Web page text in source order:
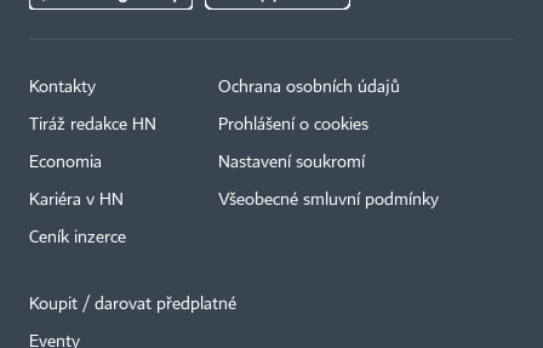
Kontakty
Tiráž redakce HN
Economia
Kariéra v HN
Ceník inzerce
Ochrana osobních údajů
Prohlášení o cookies
Nastavení soukromí
Všeobecné smluvní podmínky
Koupit / darovat předplatné
Eventy